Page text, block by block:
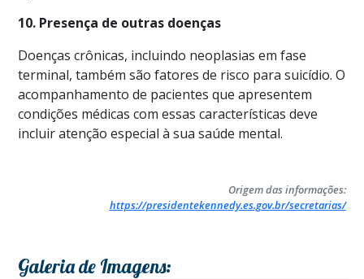
10. Presença de outras doenças
Doenças crônicas, incluindo neoplasias em fase
terminal, também são fatores de risco para suicídio. O
acompanhamento de pacientes que apresentem
condições médicas com essas características deve
incluir atenção especial à sua saúde mental.
Origem das informações:
https://presidentekennedy.es.gov.br/secretarias/
Galeria de Imagens: